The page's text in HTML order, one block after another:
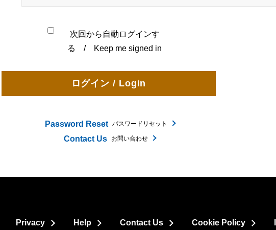
次回から自動ログインす
る / Keep me signed in
Password Reset パスワードリセット
Contact Us お問い合わせ
Privacy Help Contact Us Cookie Policy